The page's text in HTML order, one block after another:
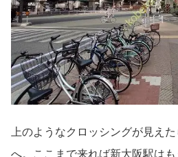
上のようなクロッシングが見え
へ。ここまで来れば新大阪駅はも